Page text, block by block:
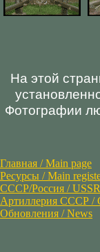
На этой
Фотографии
Главная / Main page
Ресурсы / Main
СССР/Россия /
Артиллерия СССР /
Обновления / News